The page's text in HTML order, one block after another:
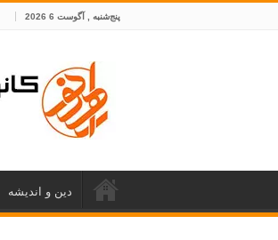
پنج‌شنبه , آگوست 6 2026
دین و اندیشه